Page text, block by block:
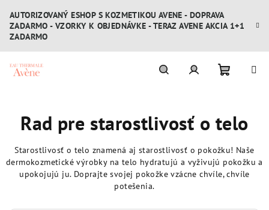
obsah
AUTORIZOVANÝ ESHOP S KOZMETIKOU AVENE - DOPRAVA
ZADARMO - VZORKY K OBJEDNÁVKE - TERAZ AVENE AKCIA 1+1
ZADARMO
košík
Rad pre starostlivosť o telo
Starostlivosť o telo znamená aj starostlivosť o pokožku! Naše
dermokozmetické výrobky na telo hydratujú a vyživujú pokožku a
upokojujú ju. Doprajte svojej pokožke vzácne chvíle, chvíle
potešenia.